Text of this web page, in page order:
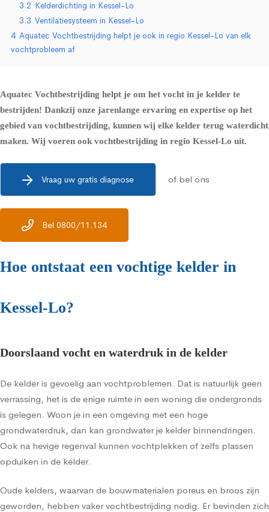
3.2 Kelderdichting in Kessel-Lo
3.3 Ventilatiesysteem in Kessel-Lo
4 Aquatec Vochtbestrijding helpt je ook in regio Kessel-Lo van elk
vochtprobleem af
Aquatec Vochtbestrijding helpt je om het vocht in je kelder te
bestrijden! Dankzij onze jarenlange ervaring en expertise op het
gebied van vochtbestrijding, kunnen wij elke kelder terug waterdicht
maken. Wij voeren ook vochtbestrijding in regio Kessel-Lo uit.
Vraag uw gratis diagnose of bel ons
Bel 0800/11.134
Hoe ontstaat een vochtige kelder in
Kessel-Lo?
Doorslaand vocht en waterdruk in de kelder
De kelder is gevoelig aan vochtproblemen. Dat is natuurlijk geen
verrassing, het is de enige ruimte in een woning die ondergronds
is gelegen. Woon je in een omgeving met een hoge
grondwaterdruk, dan kan grondwater je kelder binnendringen.
Ook na hevige regenval kunnen vochtplekken of zelfs plassen
opduiken in de kelder.
Oude kelders, waarvan de bouwmaterialen poreus en broos zijn
geworden, hebben vaker vochtbestrijding nodig. Er bevinden zich